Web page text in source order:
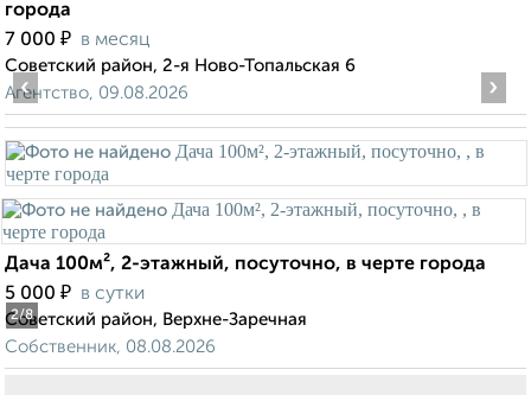
города
7 000 ₽ в месяц
Советский район, 2-я Ново-Топальская 6
Агентство, 09.08.2026
2/8
‹ ›
Дача 100м², 2-этажный, посуточно, в черте города
5 000 ₽ в сутки
Советский район, Верхне-Заречная
Собственник, 08.08.2026